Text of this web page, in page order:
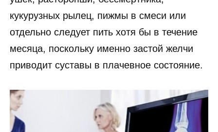
кукурузных рылец, пижмы в смеси или
отдельно следует пить хотя бы в течение
месяца, поскольку именно застой желчи
приводит суставы в плачевное состояние.